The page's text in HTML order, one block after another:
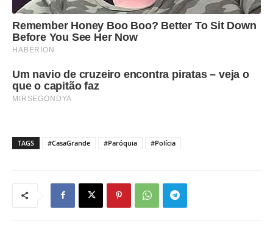
TAGS #CasaGrande #Paróquia #Polícia